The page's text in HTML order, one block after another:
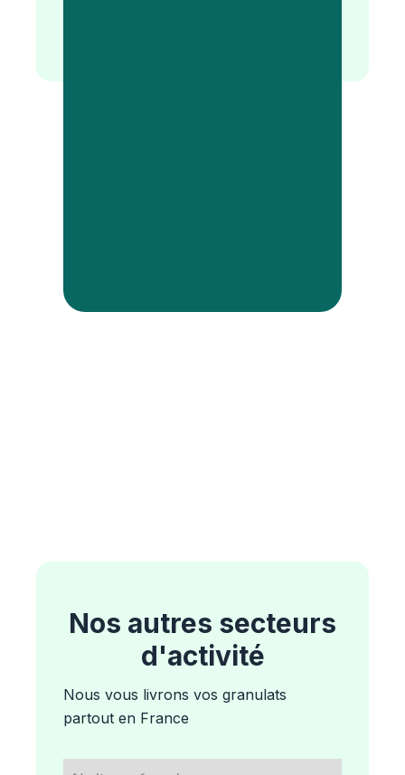
Nos autres secteurs
d'activité
Nous vous livrons vos granulats
partout en France